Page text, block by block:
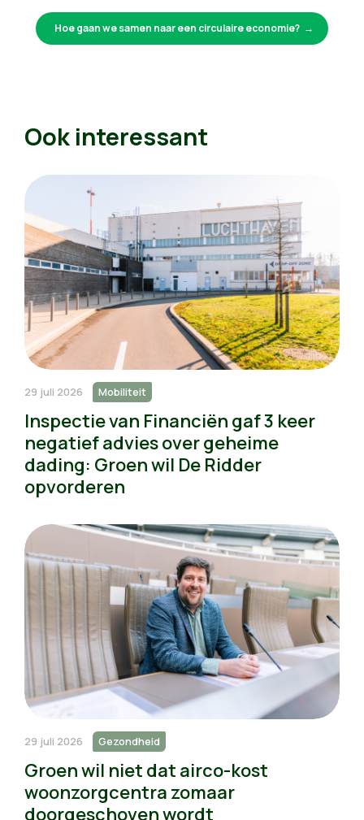
Hoe gaan we samen naar een circulaire economie?
Ook interessant
29 juli 2026 Mobiliteit
Inspectie van Financiën gaf 3 keer
negatief advies over geheime
dading: Groen wil De Ridder
opvorderen
29 juli 2026 Gezondheid
Groen wil niet dat airco-kost
woonzorgcentra zomaar
doorgeschoven wordt